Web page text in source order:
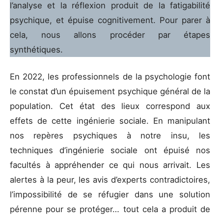
l’analyse et la réflexion produit de la fatigabilité
psychique, et épuise cognitivement. Pour parer à
cela, nous allons procéder par étapes
synthétiques.
En 2022, les professionnels de la psychologie font
le constat d’un épuisement psychique général de la
population. Cet état des lieux correspond aux
effets de cette ingénierie sociale. En manipulant
nos repères psychiques à notre insu, les
techniques d’ingénierie sociale ont épuisé nos
facultés à appréhender ce qui nous arrivait. Les
alertes à la peur, les avis d’experts contradictoires,
l’impossibilité de se réfugier dans une solution
pérenne pour se protéger… tout cela a produit de